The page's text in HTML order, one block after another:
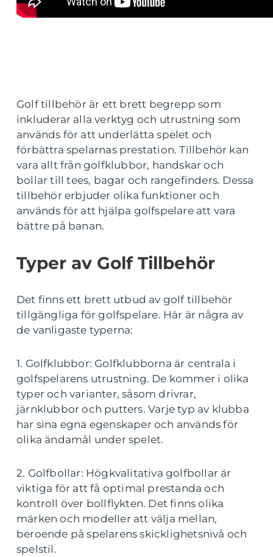
Golf tillbehör är ett brett begrepp som
inkluderar alla verktyg och utrustning som
används för att underlätta spelet och
förbättra spelarnas prestation. Tillbehör kan
vara allt från golfklubbor, handskar och
bollar till tees, bagar och rangefinders. Dessa
tillbehör erbjuder olika funktioner och
används för att hjälpa golfspelare att vara
bättre på banan.
Typer av Golf Tillbehör
Det finns ett brett utbud av golf tillbehör
tillgängliga för golfspelare. Här är några av
de vanligaste typerna:
1. Golfklubbor: Golfklubborna är centrala i
golfspelarens utrustning. De kommer i olika
typer och varianter, såsom drivrar,
järnklubbor och putters. Varje typ av klubba
har sina egna egenskaper och används för
olika ändamål under spelet.
2. Golfbollar: Högkvalitativa golfbollar är
viktiga för att få optimal prestanda och
kontroll över bollflykten. Det finns olika
märken och modeller att välja mellan,
beroende på spelarens skicklighetsnivå och
spelstil.